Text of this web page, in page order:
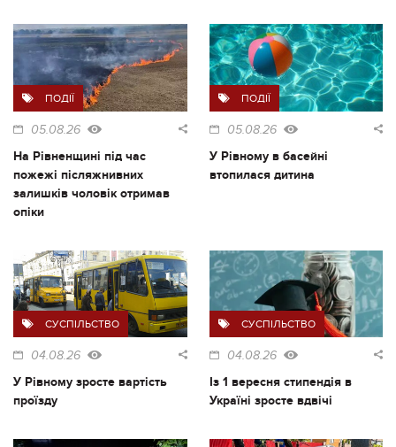
ПОДІЇ
05.08.26
На Рівненщині під час
пожежі післяжнивних
залишків чоловік отримав
опіки
ПОДІЇ
05.08.26
У Рівному в басейні
втопилася дитина
СУСПІЛЬСТВО
04.08.26
У Рівному зросте вартість
проїзду
СУСПІЛЬСТВО
04.08.26
Із 1 вересня стипендія в
Україні зросте вдвічі